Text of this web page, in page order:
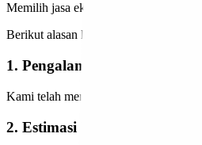
Memilih jasa ekspedisi bukan hanya
Berikut alasan kenapa banyak
1. Pengalaman dan
Kami telah menangani berbagai
2. Estimasi Waktu Terukur